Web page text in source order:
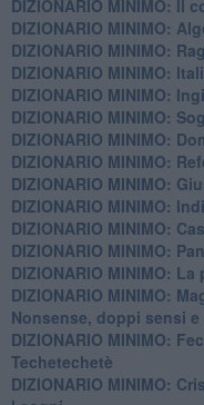
DIZIONARIO MINIMO: Il
DIZIONARIO MINIMO:
DIZIONARIO MINIMO:
DIZIONARIO MINIMO:
DIZIONARIO MINIMO:
DIZIONARIO MINIMO:
DIZIONARIO MINIMO:
DIZIONARIO MINIMO:
DIZIONARIO MINIMO:
DIZIONARIO MINIMO:
DIZIONARIO MINIMO:
​DIZIONARIO MINIMO:
DIZIONARIO MINIMO: La
​DIZIONARIO MINIMO:
Nonsense, doppi sensi
DIZIONARIO MINIMO:
Techetechetè
DIZIONARIO MINIMO: